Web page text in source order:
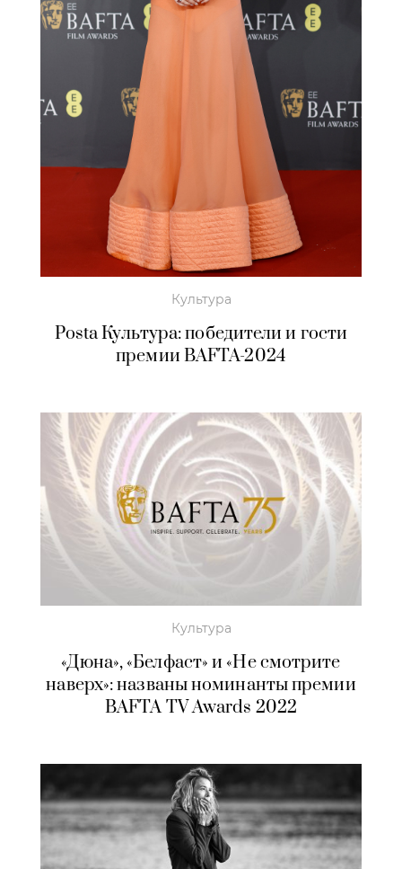
Культура
Posta Культура: победители и гости
премии BAFTA-2024
Культура
«Дюна», «Белфаст» и «Не смотрите
наверх»: названы номинанты премии
BAFTA TV Awards 2022